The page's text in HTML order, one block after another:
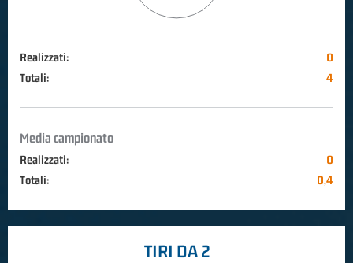
Realizzati:
0
Totali:
4
Media campionato
Realizzati:
0
Totali:
0,4
TIRI DA 2